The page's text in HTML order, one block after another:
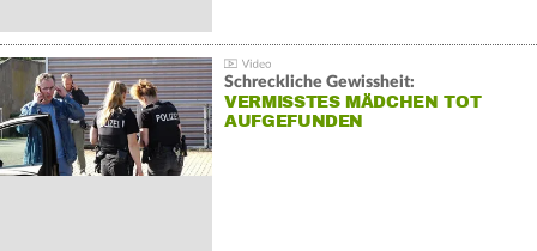
Schreckliche Gewissheit:
VERMISSTES MÄDCHEN TOT
AUFGEFUNDEN